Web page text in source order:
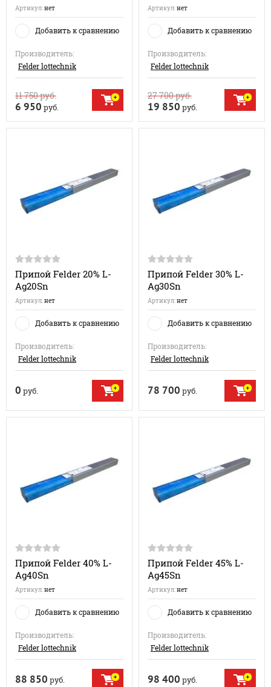
Артикул:нет
Добавить к сравнению
Производитель:
Felder lottechnik
11 750руб.
6 950 руб.
Артикул:нет
Добавить к сравнению
Производитель:
Felder lottechnik
27 700руб.
19 850 руб.
Припой Felder 20% L-
Ag20Sn
Артикул:нет
Добавить к сравнению
Производитель:
Felder lottechnik
0 руб.
Припой Felder 30% L-
Ag30Sn
Артикул:нет
Добавить к сравнению
Производитель:
Felder lottechnik
78 700 руб.
Припой Felder 40% L-
Ag40Sn
Артикул:нет
Добавить к сравнению
Производитель:
Felder lottechnik
88 850 руб.
Припой Felder 45% L-
Ag45Sn
Артикул:нет
Добавить к сравнению
Производитель:
Felder lottechnik
98 400 руб.